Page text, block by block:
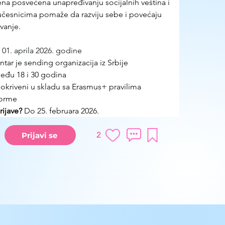
posvećena unapređivanju socijalnih veština i
pomaže da razviju sebe i povećaju
aprila 2026. godine
je sending organizacija iz Srbije
18 i 30 godina
u skladu sa Erasmus+ pravilima
Do 25. februara 2026.
Prijavi se 2